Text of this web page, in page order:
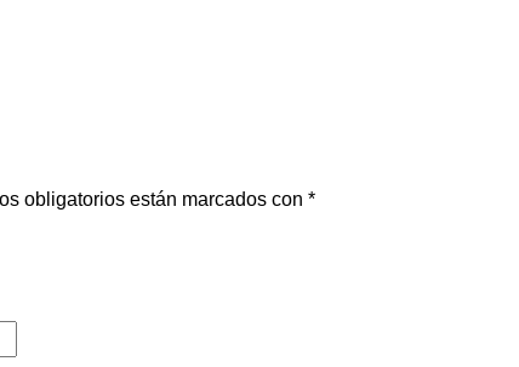
obligatorios están marcados con *